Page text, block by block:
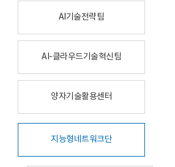
AI기술전략팀
AI-클라우드기술혁신팀
양자기술활용센터
지능형네트워크단